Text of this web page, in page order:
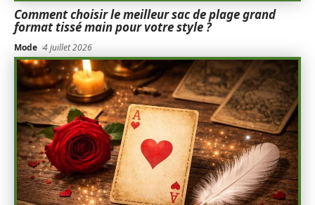
Comment choisir le meilleur sac de plage grand
format tissé main pour votre style ?
Mode 4 juillet 2026